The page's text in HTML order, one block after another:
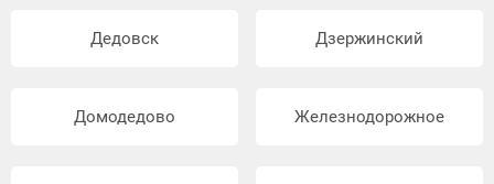
Дедовск Дзержинский
Домодедово Железнодорожное